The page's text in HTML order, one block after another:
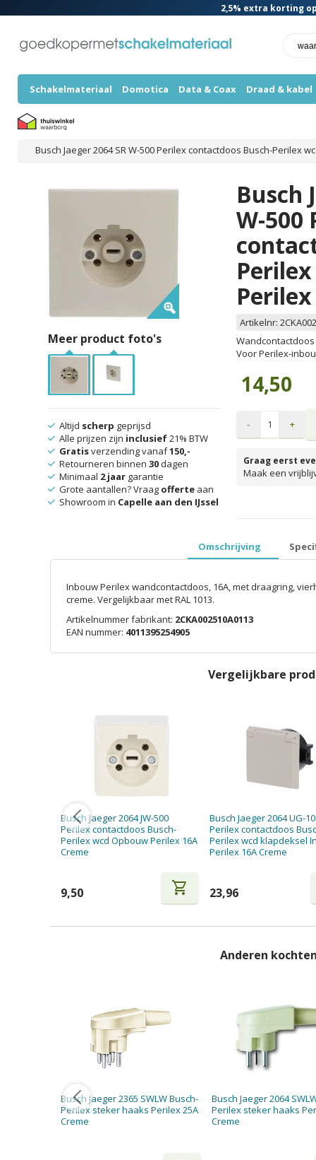
2,5% extra korting
Schakelmateriaal Domotica Data & Coax Draad & kabel
Busch Jaeger 2064 SR W-500 Perilex contactdoos Busch-Perilex
Busch
W-500
Artikelnr:
Wandcontactdoos
Voor Perilex-
14,50
- +
Graag eerst
Maak een
Meer product foto's
Altijd scherp geprijsd
Alle prijzen zijn inclusief21% BTW
Gratisverzending vanaf150,-
Retourneren binnen 30dagen
Minimaal 2 jaargarantie
Grote aantallen? Vraag offerteaan
Showroom in Capelle aan den IJssel
Omschrijving
Inbouw Perilex wandcontactdoos, 16A, met draagring,
creme. Vergelijkbaar met RAL 1013.
Artikelnummer fabrikant: 2CKA002510A0113
EAN nummer: 4011395254905
Vergelijkbare
Busch Jaeger 2064 JW-500
Perilex contactdoos Busch-
Perilex wcd Opbouw Perilex 16A
Creme
9,50 shopping_cart
Busch Jaeger 2064 UG-
Perilex contactdoos
Perilex wcd klapdeksel
Perilex 16A Creme
23,96
Anderen
Busch Jaeger 2365 SWLW Busch-
Perilex steker haaks Perilex 25A
Creme
Busch Jaeger 2064
Perilex steker haaks
Creme